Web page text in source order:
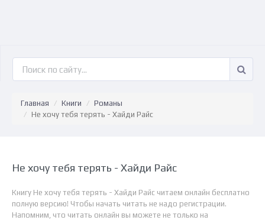
Главная Книги
Романы
Не хочу тебя терять - Хайди Райс
Не хочу тебя терять - Хайди Райс
Книгу Не хочу тебя терять - Хайди Райс читаем онлайн бесплатно
полную версию! Чтобы начать читать не надо регистрации.
Напомним, что читать онлайн вы можете не только на